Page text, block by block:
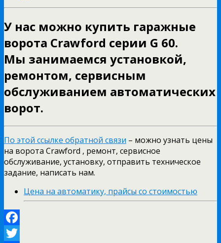
У нас можно купить гаражные
ворота Crawford серии G 60.
Мы занимаемся установкой,
ремонтом, сервисным
обслуживанием автоматических
ворот.
По этой ссылке обратной связи – можно узнать цены
на ворота Crawford , ремонт, сервисное
обслуживание, установку, отправить техническое
задание, написать нам.
Цена на автоматику, прайсы со стоимостью
Facebook